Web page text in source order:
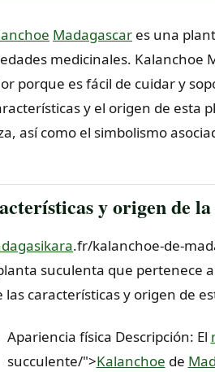
Madagascar es una
medicinales. Kalanchoe
porque es fácil de cuidar y
y el origen de esta
así como el simbolismo
y origen de
.fr/kalanchoe-de-
suculenta que pertenece
las características y origen de
Apariencia física Descripción: El
succulente/">Kalanchoe de